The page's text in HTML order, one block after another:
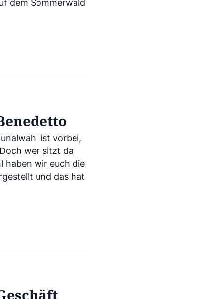
dem Sommerwald
ist vorbei,
wer sitzt da
haben wir euch die
und das hat